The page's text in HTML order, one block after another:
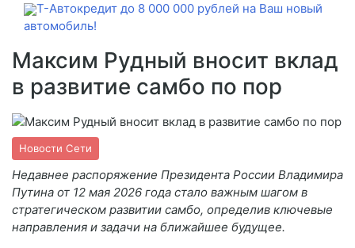
Т-Автокредит до 8 000 000 рублей на Ваш новый
автомобиль!
Максим Рудный вносит вклад
в развитие самбо по пор
Новости Сети
Недавнее распоряжение Президента России Владимира
Путина от 12 мая 2026 года стало важным шагом в
стратегическом развитии самбо, определив ключевые
направления и задачи на ближайшее будущее.